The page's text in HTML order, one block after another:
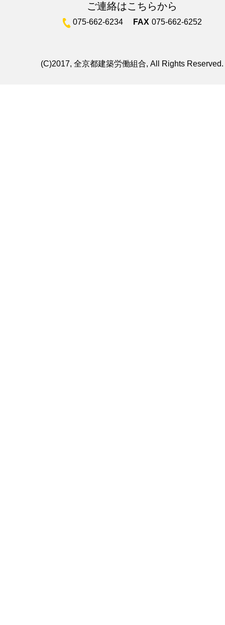
ご連絡はこちらから
075-662-6234 FAX 075-662-6252
(C)2017, 全京都建築労働組合, All Rights Reserved.